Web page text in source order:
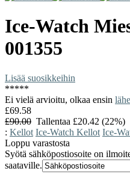
Ice-Watch
001355
Lisää suosikkeihin
*****
Ei vielä arvioitu, olkaa ensin
£69.58
£90.00 Tallentaa £20.42 (22%)
: Kellot Ice-Watch Kellot Ice-
Loppu varastosta
Syötä sähköpostiosoite on
saataville.